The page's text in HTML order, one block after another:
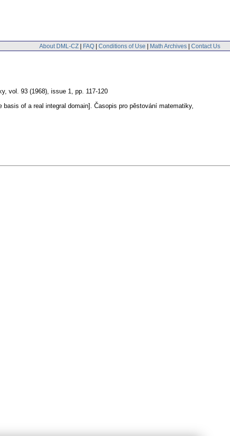
About DML-CZ | FAQ | Conditions of Use | Math Archives | Contact Us
, vol. 93 (1968), issue 1
pp. 117-120
of a real integral domain]. Časopis pro pěstování matematiky,